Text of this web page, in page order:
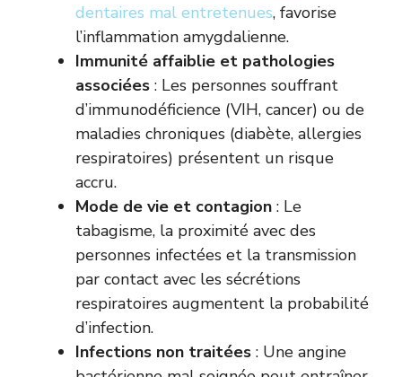
dentaires mal entretenues, favorise
l’inflammation amygdalienne.
Immunité affaiblie et pathologies
associées : Les personnes souffrant
d’immunodéficience (VIH, cancer) ou de
maladies chroniques (diabète, allergies
respiratoires) présentent un risque
accru.
Mode de vie et contagion : Le
tabagisme, la proximité avec des
personnes infectées et la transmission
par contact avec les sécrétions
respiratoires augmentent la probabilité
d’infection.
Infections non traitées : Une angine